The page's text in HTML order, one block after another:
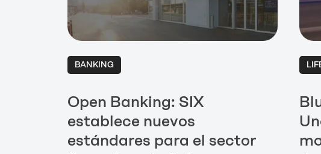
BANKING
Open Banking: SIX
establece nuevos
estándares para el sector